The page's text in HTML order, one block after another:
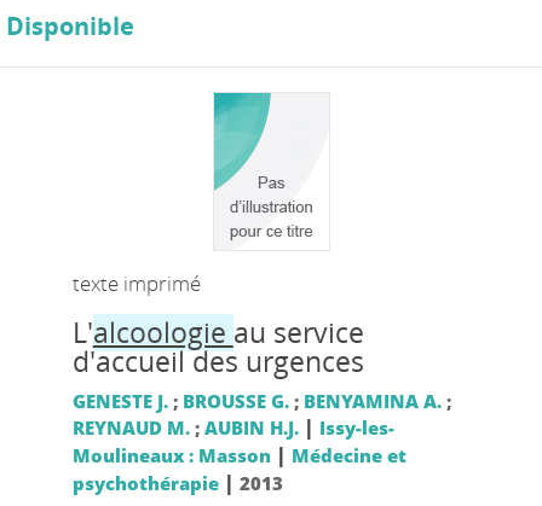
Disponible
texte imprimé
L'alcoologie au service
d'accueil des urgences
GENESTE J.; BROUSSE G.; BENYAMINA A.;
REYNAUD M.; AUBIN H.J. | Issy-les-
Moulineaux : Masson | Médecine et
psychothérapie| 2013